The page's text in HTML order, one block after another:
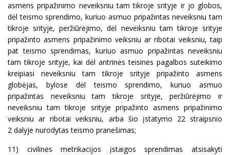
asmens pripažinimo neveiksniu tam tikroje srityje ir jo globos,
dėl teismo sprendimo, kuriuo asmuo pripažintas neveiksniu tam
tikroje srityje, peržiūrėjimo, dėl neveiksniu tam tikroje srityje
pripažinto asmens pripažinimo veiksniu ar ribotai veiksniu, taip
pat teismo sprendimas, kuriuo asmuo pripažintas neveiksniu
tam tikroje srityje, kai dėl antrinės teisinės pagalbos suteikimo
kreipiasi neveiksniu tam tikroje srityje pripažinto asmens
globėjas, bylose dėl teismo sprendimo, kuriuo asmuo
pripažintas neveiksniu tam tikroje srityje, peržiūrėjimo ir
neveiksniu tam tikroje srityje pripažinto asmens pripažinimo
veiksniu ar ribotai veiksniu, arba šio įstatymo 22 straipsnio
2 dalyje nurodytas teismo pranešimas;
11) civilinės metrikacijos įstaigos sprendimas atsisakyti